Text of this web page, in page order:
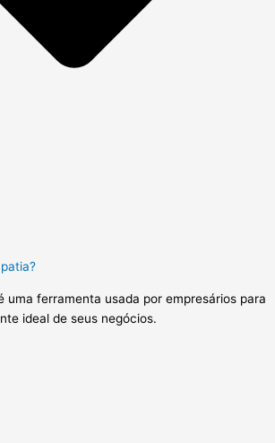
uma ferramenta usada por empresários para
ideal de seus negócios.